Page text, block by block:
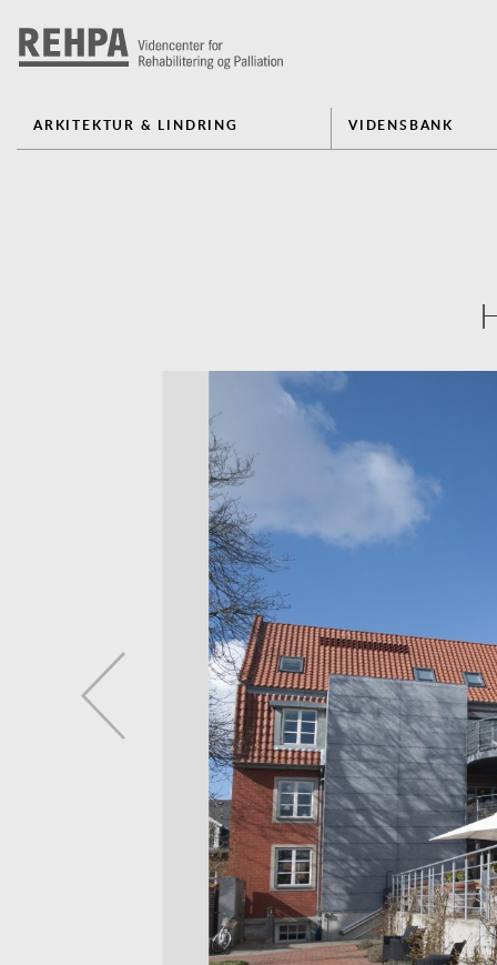
ARKITEKTUR & LINDRING VIDENSBANK